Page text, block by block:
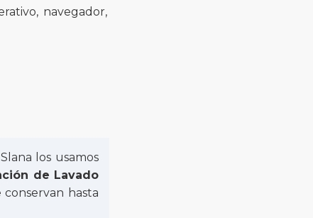
navegador,
los usamos
de Lavado
hasta